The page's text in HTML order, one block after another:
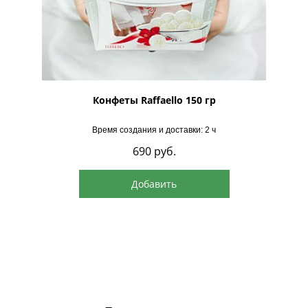
Конфеты Raffaello 150 гр
Время создания и доставки: 2 ч
690 руб.
Добавить